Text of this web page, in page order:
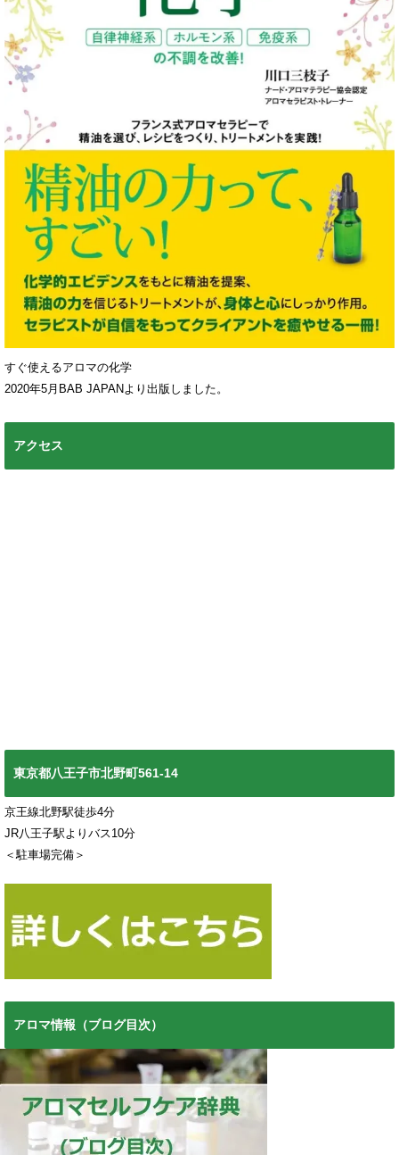
すぐ使えるアロマの化学
2020年5月BAB JAPANより出版しました。
アクセス
東京都八王子市北野町561-14
京王線北野駅徒歩4分
JR八王子駅よりバス10分
＜駐車場完備＞
アロマ情報（ブログ目次）